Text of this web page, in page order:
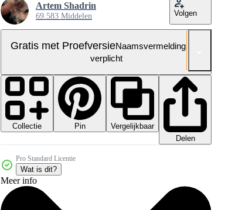
Artem Shadrin
69.583 Middelen Volgen
Gratis met ProefversieNaamsvermelding niet
verplicht
Collectie Pin
Vergelijkbaar
Delen
Pro Standard Licentie
Wat is dit?
Meer info